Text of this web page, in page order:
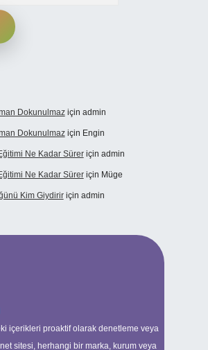
Dokunulmaziçin admin
Dokunulmaziçin Engin
Ne Kadar Süreriçin admin
Ne Kadar Süreriçin Müge
Kim Giydiririçin admin
içerikleri proaktif olarak denetleme veya
sitesi, herhangi bir marka, kurum veya